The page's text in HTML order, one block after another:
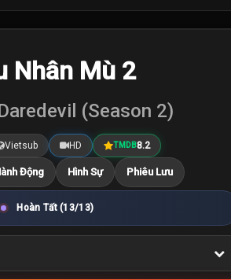
Nhân Mù 2
(Season 2)
Vietsub HD TMDB8.2
Động Hình Sự Phiêu Lưu
Hoàn Tất (13/13)